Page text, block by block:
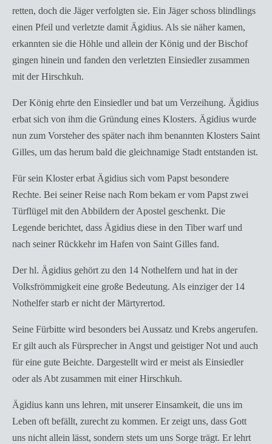
retten, doch die Jäger verfolgten sie. Ein Jäger schoss blindlings
einen Pfeil und verletzte damit Ägidius. Als sie näher kamen,
erkannten sie die Höhle und allein der König und der Bischof
gingen hinein und fanden den verletzten Einsiedler zusammen
mit der Hirschkuh.
Der König ehrte den Einsiedler und bat um Verzeihung. Ägidius
erbat sich von ihm die Gründung eines Klosters. Ägidius wurde
nun zum Vorsteher des später nach ihm benannten Klosters Saint
Gilles, um das herum bald die gleichnamige Stadt entstanden ist.
Für sein Kloster erbat Ägidius sich vom Papst besondere
Rechte. Bei seiner Reise nach Rom bekam er vom Papst zwei
Türflügel mit den Abbildern der Apostel geschenkt. Die
Legende berichtet, dass Ägidius diese in den Tiber warf und
nach seiner Rückkehr im Hafen von Saint Gilles fand.
Der hl. Ägidius gehört zu den 14 Nothelfern und hat in der
Volksfrömmigkeit eine große Bedeutung. Als einziger der 14
Nothelfer starb er nicht der Märtyrertod.
Seine Fürbitte wird besonders bei Aussatz und Krebs angerufen.
Er gilt auch als Fürsprecher in Angst und geistiger Not und auch
für eine gute Beichte. Dargestellt wird er meist als Einsiedler
oder als Abt zusammen mit einer Hirschkuh.
Ägidius kann uns lehren, mit unserer Einsamkeit, die uns im
Leben oft befällt, zurecht zu kommen. Er zeigt uns, dass Gott
uns nicht allein lässt, sondern stets um uns Sorge trägt. Er lehrt